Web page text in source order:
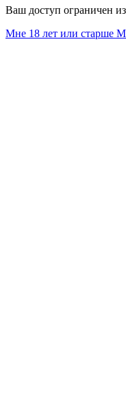
Ваш доступ ограничен
Мне 18 лет или старше